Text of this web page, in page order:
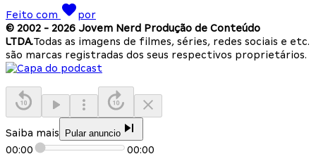
Feito com
por
© 2002 - 2026 Jovem Nerd Produção de Conteúdo
LTDA.Todas as imagens de filmes, séries, redes sociais e etc.
são marcas registradas dos seus respectivos proprietários.
Saiba mais Pular anuncio
00:00 00:00